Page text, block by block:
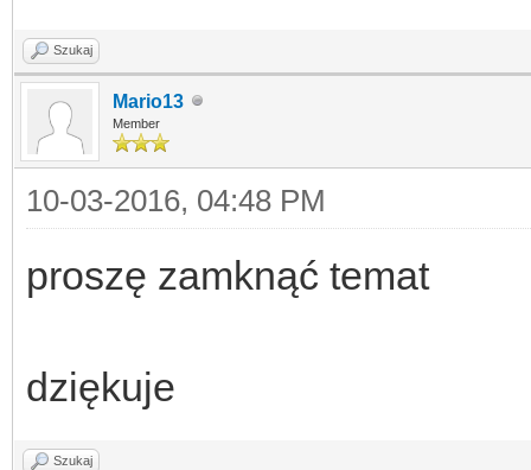
Szukaj
Mario13
Member
10-03-2016, 04:48 PM
proszę zamknąć temat
dziękuje
Szukaj